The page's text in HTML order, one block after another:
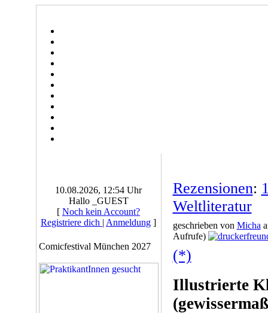
10.08.2026, 12:54 Uhr
Hallo _GUEST
[ Noch kein Account?
Registriere dich | Anmeldung ]
Comicfestival München 2027
Rezensionen:
Weltliteratur
geschrieben von Micha
Aufrufe)
(*)
Illustrierte